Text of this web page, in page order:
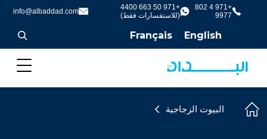
+971 4 802
9977
+971 50 663 4400
(للاستفسارات فقط)
info@albaddad.com
English
Français
البيوت الزجاجية